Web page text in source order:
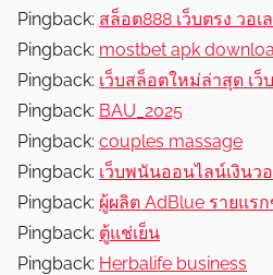
Pingback: สล็อต888 เว็บตรง วอเ
Pingback: mostbet apk
Pingback: เว็บสล็อตใหม่ล่าสุด เ
Pingback: BAU_2025
Pingback: couples massage
Pingback: เว็บพนันออนไลน์เงินว
Pingback: ผู้ผลิต AdBlue รายแร
Pingback: ตู้แช่เย็น
Pingback: Herbalife business